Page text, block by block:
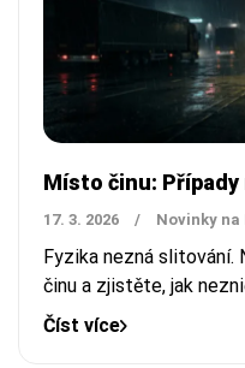
Místo činu:
17. 3. 2026 / Novinky na
Fyzika nezná slitování.
činu a zjistěte, jak
Číst více